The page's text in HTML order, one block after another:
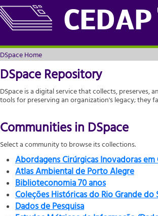
CEDAP
DSpace Home
DSpace Home
DSpace Repository
DSpace is a digital service that collects, preserves,
tools for preserving an organization's legacy; they
Communities in DSpace
Select a community to browse its collections.
Abordagens Cirúrgicas Inovadoras em
Atlas Ambiental de Porto Alegre
Biblioteconomia 70 anos
Coleções Históricas do Rio Grande do
Dados de Pesquisa